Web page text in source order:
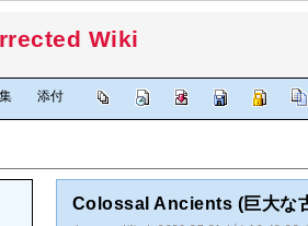
Wiki
添付
Colossal Ancients (巨大な